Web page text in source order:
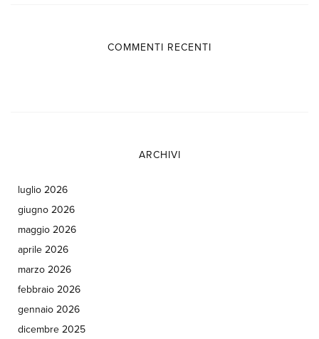
COMMENTI RECENTI
ARCHIVI
luglio 2026
giugno 2026
maggio 2026
aprile 2026
marzo 2026
febbraio 2026
gennaio 2026
dicembre 2025